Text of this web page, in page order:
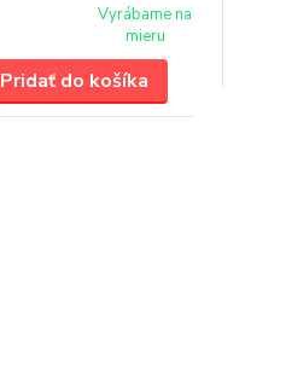
Vyrábame na
mieru
Pridať do košíka